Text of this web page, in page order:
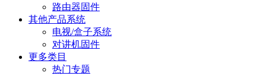
路由器固件
其他产品系统
电视/盒子系统
对讲机固件
更多类目
热门专题